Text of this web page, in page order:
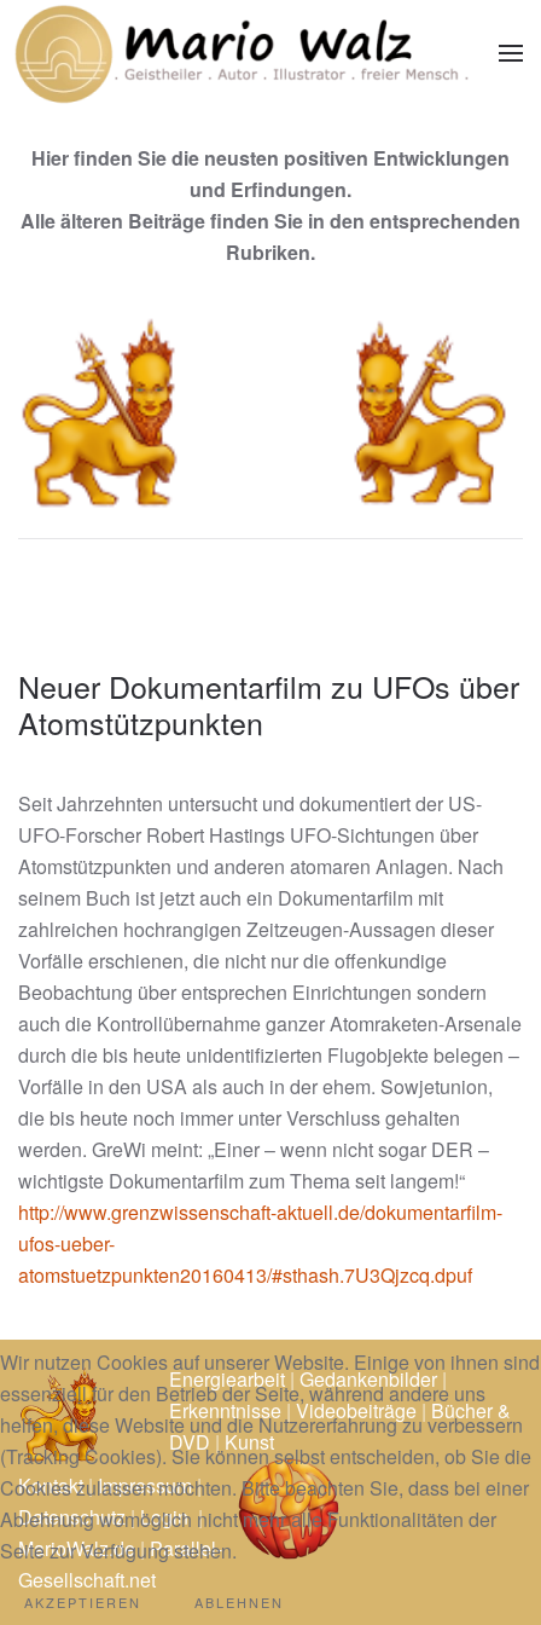
Zum Hauptinhalt springen
Hier finden Sie die neusten positiven Entwicklungen
und Erfindungen.
Alle älteren Beiträge finden Sie in den entsprechenden
Rubriken.
Neuer Dokumentarfilm zu UFOs über
Atomstützpunkten
Seit Jahrzehnten untersucht und dokumentiert der US-
UFO-Forscher Robert Hastings UFO-Sichtungen über
Atomstützpunkten und anderen atomaren Anlagen. Nach
seinem Buch ist jetzt auch ein Dokumentarfilm mit
zahlreichen hochrangigen Zeitzeugen-Aussagen dieser
Vorfälle erschienen, die nicht nur die offenkundige
Beobachtung über entsprechen Einrichtungen sondern
auch die Kontrollübernahme ganzer Atomraketen-Arsenale
durch die bis heute unidentifizierten Flugobjekte belegen –
Vorfälle in den USA als auch in der ehem. Sowjetunion,
die bis heute noch immer unter Verschluss gehalten
werden. GreWi meint: „Einer – wenn nicht sogar DER –
wichtigste Dokumentarfilm zum Thema seit langem!“
http://www.grenzwissenschaft-aktuell.de/dokumentarfilm-
ufos-ueber-
atomstuetzpunkten20160413/#sthash.7U3Qjzcq.dpuf
Energiearbeit|Gedankenbilder|
Erkenntnisse|Videobeiträge|Bücher &
DVD|Kunst
Kontakt|Impressum|
Datenschutz|Login|
MarioWalz.de|Parallel-
Gesellschaft.net
Wir nutzen Cookies auf unserer Website. Einige von ihnen sind
essenziell für den Betrieb der Seite, während andere uns
helfen, diese Website und die Nutzererfahrung zu verbessern
(Tracking Cookies). Sie können selbst entscheiden, ob Sie die
Cookies zulassen möchten. Bitte beachten Sie, dass bei einer
Ablehnung womöglich nicht mehr alle Funktionalitäten der
Seite zur Verfügung stehen.
AKZEPTIEREN ABLEHNEN